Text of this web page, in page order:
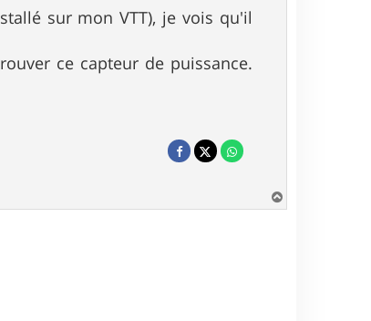
sur mon VTT), je vois qu'il
ce capteur de puissance.
a